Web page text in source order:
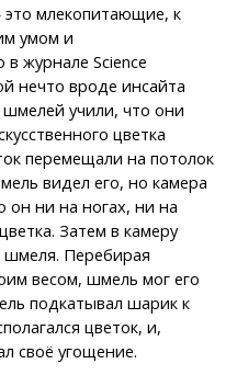
млекопитающие, к
умом и
журнале Science
нечто вроде инсайта
учили, что они
цветка
перемещали на потолок
видел его, но камера
он ни на ногах, ни на
Затем в камеру
Перебирая
весом, шмель мог его
подкатывал шарик к
цветок, и,
своё угощение.